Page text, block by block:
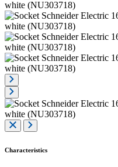
Characteristics